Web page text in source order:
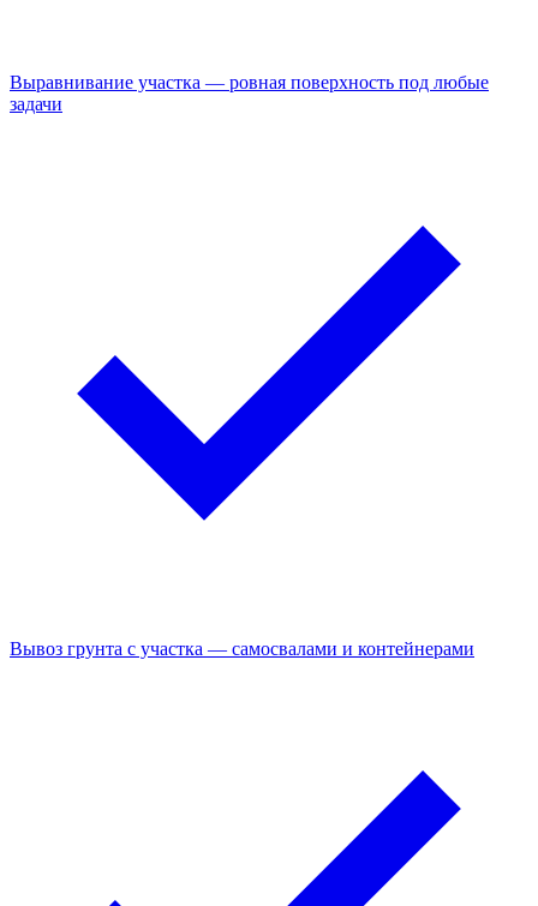
Выравнивание участка — ровная поверхность под любые
задачи
Вывоз грунта с участка — самосвалами и контейнерами